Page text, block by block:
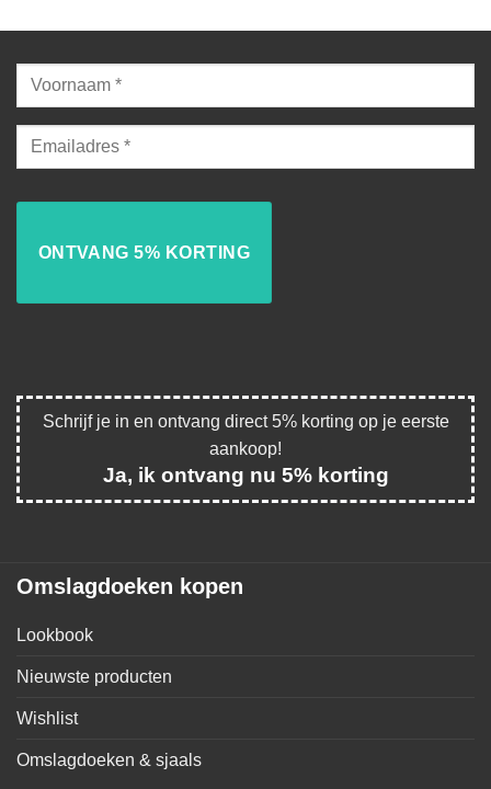
Schrijf je in en ontvang direct 5% korting op je eerste
aankoop!
Ja, ik ontvang nu 5% korting
Omslagdoeken kopen
Lookbook
Nieuwste producten
Wishlist
Omslagdoeken & sjaals